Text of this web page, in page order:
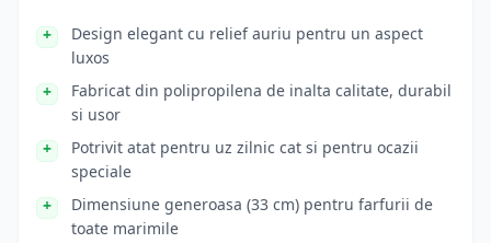
Design elegant cu relief auriu pentru un aspect
luxos
Fabricat din polipropilena de inalta calitate, durabil
si usor
Potrivit atat pentru uz zilnic cat si pentru ocazii
speciale
Dimensiune generoasa (33 cm) pentru farfurii de
toate marimile